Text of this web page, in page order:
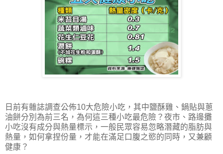
日前有雜誌調查公佈10大危險小吃，其中鹽酥雞、鍋貼與蔥
油餅分別為前三名，為何這三種小吃最危險？夜市、路邊攤
小吃沒有成分與熱量標示，一般民眾容易忽略潛藏的脂肪與
熱量，如何拿捏份量，才能在滿足口腹之慾的同時，又兼顧
健康？